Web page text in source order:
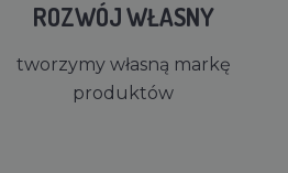
ROZWÓJ WŁASNY
tworzymy własną markę
produktów